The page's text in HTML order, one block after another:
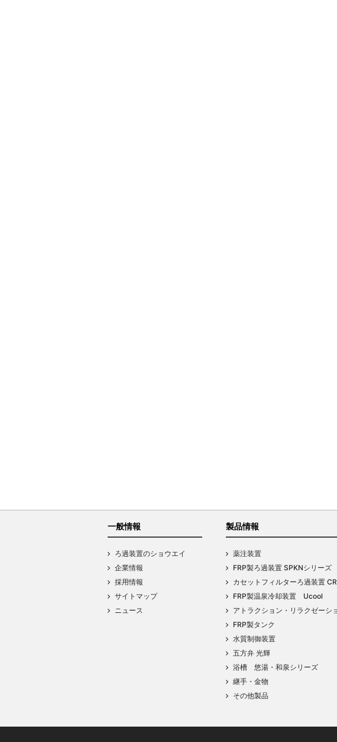
一般情報
ろ過装置のショウエイ
企業情報
採用情報
サイトマップ
ニュース
製品情報
薬注装置
FRP製ろ過装置 SPKNシリーズ
カセットフィルターろ過装置
FRP製温泉冷却装置 Ucool
アトラクション・リラクゼーシ
FRP製タンク
水質制御装置
五方弁 光輝
浴槽 悠湯・和泉シリーズ
継手・金物
その他製品